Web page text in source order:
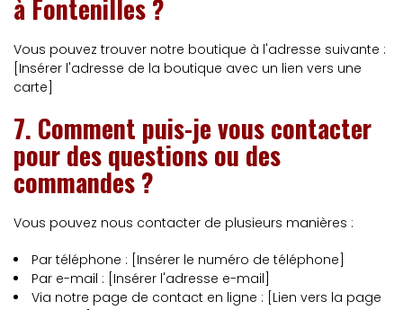
à Fontenilles ?
Vous pouvez trouver notre boutique à l'adresse suivante :
[Insérer l'adresse de la boutique avec un lien vers une
carte]
7. Comment puis-je vous contacter
pour des questions ou des
commandes ?
Vous pouvez nous contacter de plusieurs manières :
Par téléphone : [Insérer le numéro de téléphone]
Par e-mail : [Insérer l'adresse e-mail]
Via notre page de contact en ligne : [Lien vers la page